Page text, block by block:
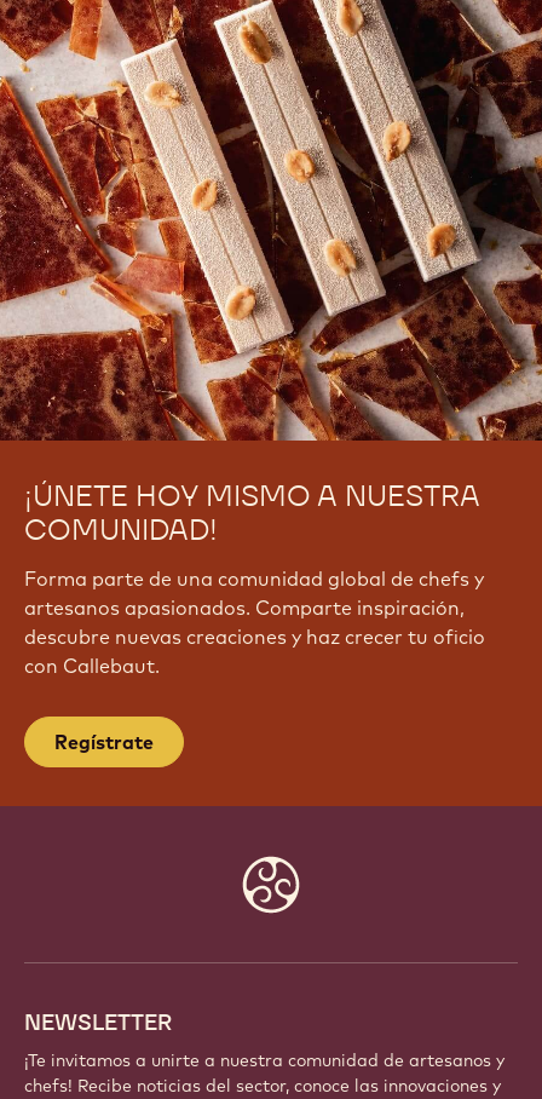
¡ÚNETE HOY MISMO A NUESTRA
COMUNIDAD!
Forma parte de una comunidad global de chefs y
artesanos apasionados. Comparte inspiración,
descubre nuevas creaciones y haz crecer tu oficio
con Callebaut.
Regístrate
NEWSLETTER
¡Te invitamos a unirte a nuestra comunidad de artesanos y
chefs! Recibe noticias del sector, conoce las innovaciones y